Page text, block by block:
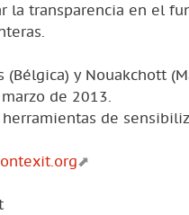
la transparencia en el
(Bélgica) y Nouakchott
de 2013.
herramientas de